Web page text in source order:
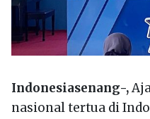
Indonesiasenang-,
nasional tertua di